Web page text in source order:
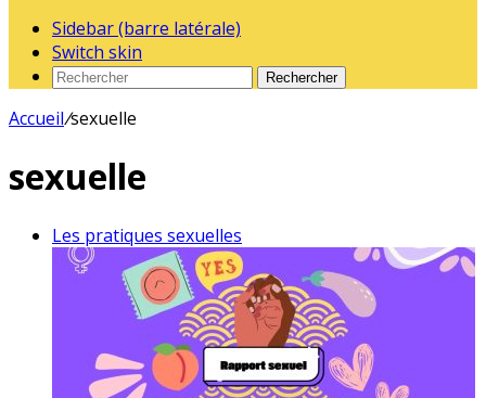
Sidebar (barre latérale)
Switch skin
Rechercher
Accueil/sexuelle
sexuelle
Les pratiques sexuelles